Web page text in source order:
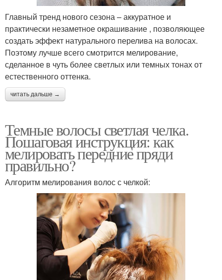
Главный тренд нового сезона – аккуратное и
практически незаметное окрашивание , позволяющее
создать эффект натурального перелива на волосах.
Поэтому лучше всего смотрится мелирование,
сделанное в чуть более светлых или темных тонах от
естественного оттенка.
читать дальше →
Темные волосы светлая челка.
Пошаговая инструкция: как
мелировать передние пряди
правильно?
Алгоритм мелирования волос с челкой: